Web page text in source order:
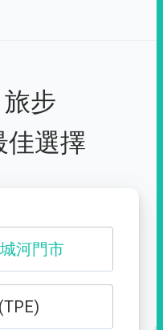
步
佳選擇
河門市